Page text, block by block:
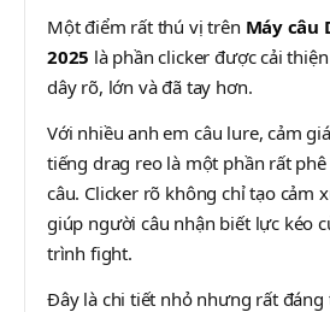
Một điểm rất thú vị trên Máy câu
2025 là phần clicker được cải
dây rõ, lớn và đã tay hơn.
Với nhiều anh em câu lure, cảm
tiếng drag reo là một phần rất
câu. Clicker rõ không chỉ tạo cảm
giúp người câu nhận biết lực kéo
trình fight.
Đây là chi tiết nhỏ nhưng rất